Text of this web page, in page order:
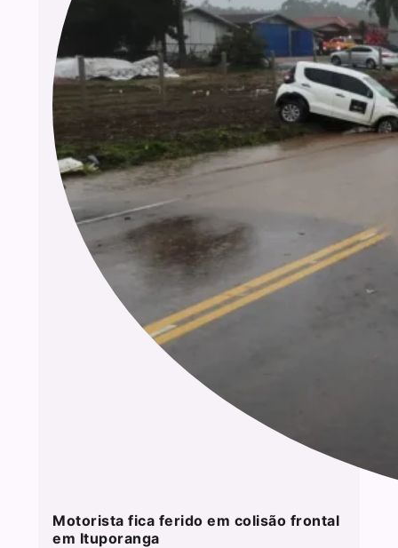
Motorista fica ferido em colisão frontal
em Ituporanga